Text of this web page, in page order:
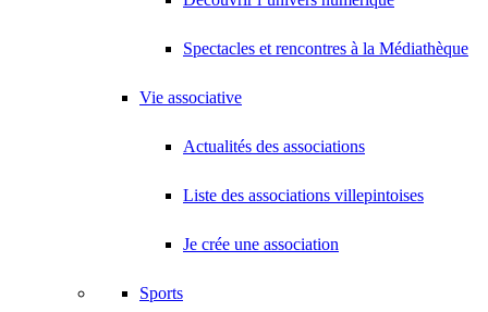
Spectacles et rencontres à la Médiathèque
Vie associative
Actualités des associations
Liste des associations villepintoises
Je crée une association
Sports